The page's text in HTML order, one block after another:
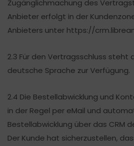
Zugänglichmachung des
Anbieter erfolgt in der
Anbieters unter https://
2.3 Für den Vertragsschluss steht
deutsche Sprache zur Verfügung.
2.4 Die Bestellabwicklung und
in der Regel per eMail und
Bestellabwicklung über das CRM
Der Kunde hat sicherzustellen,